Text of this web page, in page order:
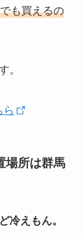
も買えるの
。
場所は群馬
冷えもん。